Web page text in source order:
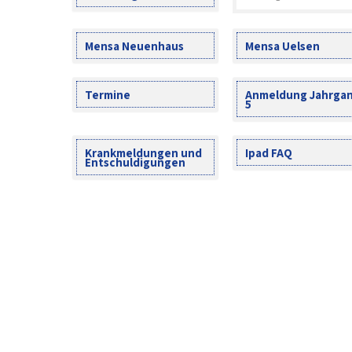
Mensa Neuenhaus Mensa Uelsen
Termine Anmeldung
5
Krankmeldungen und
Entschuldigungen
Ipad FAQ